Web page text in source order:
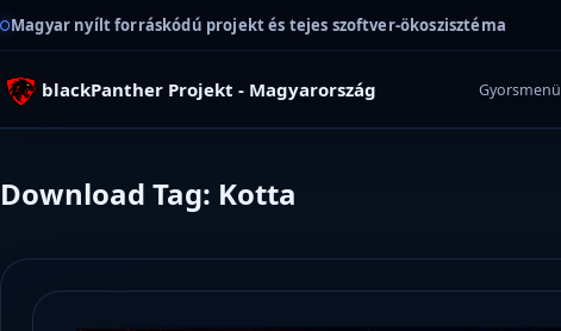
Magyar nyílt forráskódú projekt és tejes szoftver-ökoszisztéma
blackPanther Projekt - Magyarország Gyorsmenü
Download Tag: Kotta